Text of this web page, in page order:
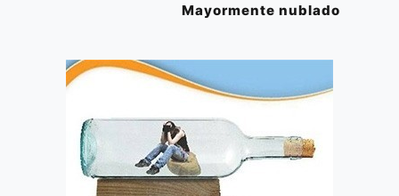
Mayormente nublado